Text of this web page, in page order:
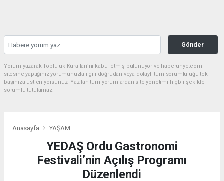
Gönder
Yorum yazarak Topluluk Kuralları’nı kabul etmiş bulunuyor ve haberunye.com
sitesine yaptığınız yorumunuzla ilgili doğrudan veya dolaylı tüm sorumluluğu tek
başınıza üstleniyorsunuz. Yazılan tüm yorumlardan site yönetimi hiçbir şekilde
sorumlu tutulamaz.
Anasayfa YAŞAM
YEDAŞ Ordu Gastronomi
Festivali’nin Açılış Programı
Düzenlendi